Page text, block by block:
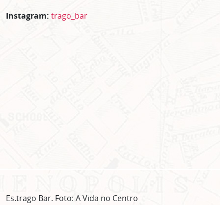
Instagram: trago_bar
Es.trago Bar. Foto: A Vida no Centro